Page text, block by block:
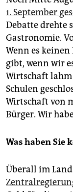
1. September
Debatte drehte
Gastronomie.
Wenn es
gibt, wenn wir
Wirtschaft
Schulen
Wirtschaft von
Bürger. Wir
Was haben Sie
Überall im